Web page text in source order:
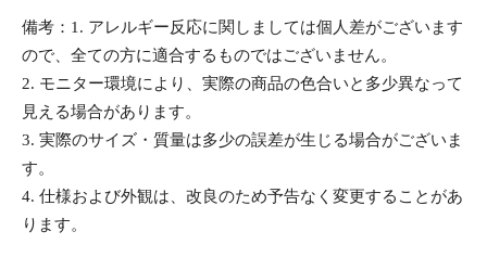
備考：1. アレルギー反応に関しましては個人差がございます
ので、全ての方に適合するものではございません。
2. モニター環境により、実際の商品の色合いと多少異なって
見える場合があります。
3. 実際のサイズ・質量は多少の誤差が生じる場合がございま
す。
4. 仕様および外観は、改良のため予告なく変更することがあ
ります。